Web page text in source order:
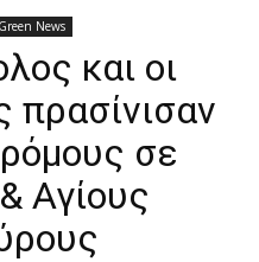
Green News
και οι
πρασίνισαν
σε
Αγίους